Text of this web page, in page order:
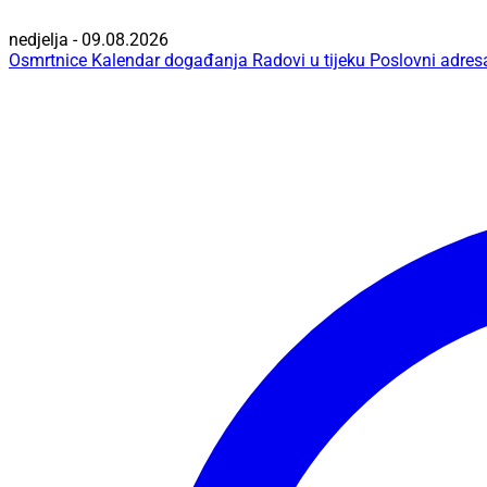
nedjelja - 09.08.2026
Osmrtnice Kalendar događanja Radovi u tijeku Poslovni